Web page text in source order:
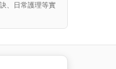
、日常護理等實